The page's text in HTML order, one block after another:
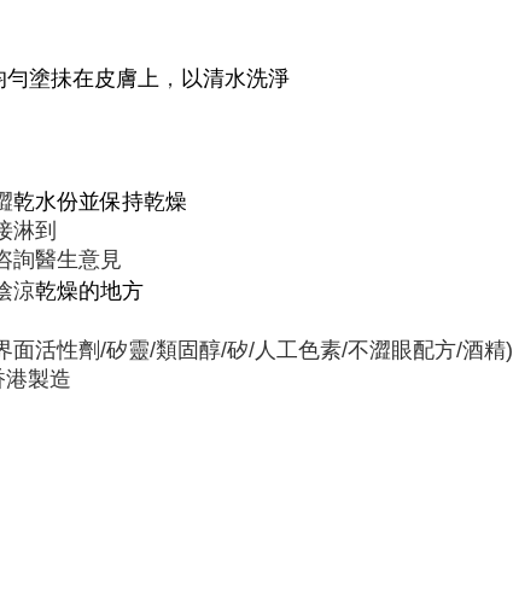
勻塗抺在皮膚上 ， 以清水洗淨
乾水份並保持乾燥
淋到
詢醫生意見
涼乾燥的地方
面活性劑/矽靈/類固醇/矽/人工色素/不澀眼配方/酒精)
製造